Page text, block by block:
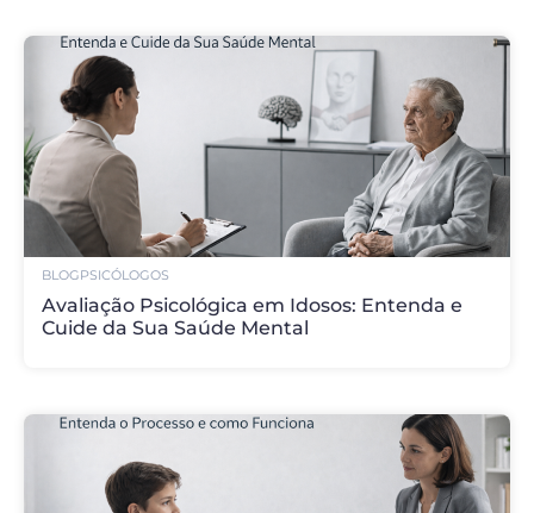
BLOGPSICÓLOGOS
Avaliação Psicológica em Idosos: Entenda e
Cuide da Sua Saúde Mental